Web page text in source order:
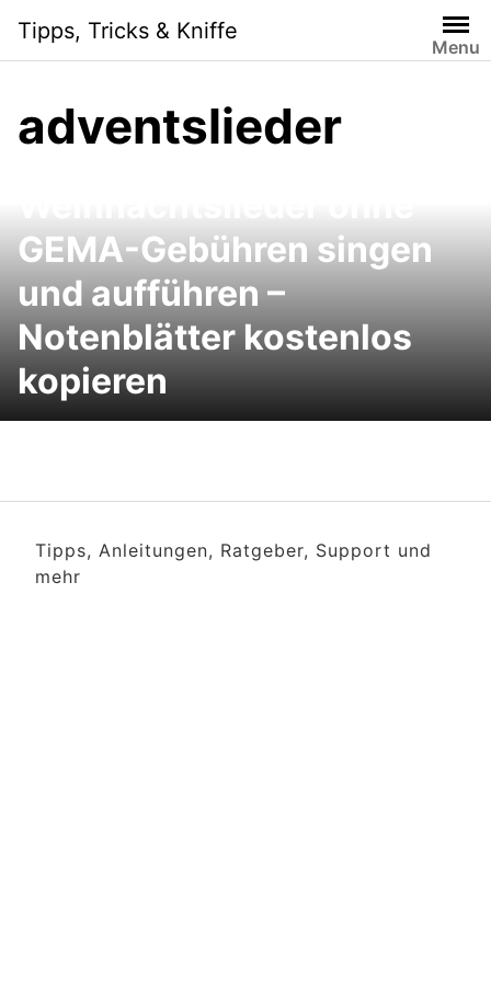
content
Tipps, Tricks & Kniffe
Menu
adventslieder
GEMA-Gebühren singen
und aufführen –
Notenblätter kostenlos
kopieren
Tipps, Anleitungen, Ratgeber, Support und
mehr